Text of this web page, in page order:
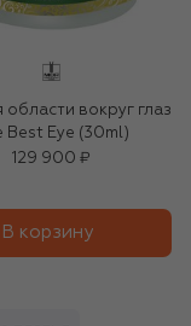
области вокруг глаз
Best Eye (30ml)
129 900 ₽
В корзину